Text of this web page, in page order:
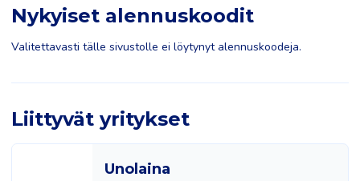
Nykyiset alennuskoodit
Valitettavasti tälle sivustolle ei löytynyt alennuskoodeja.
Liittyvät yritykset
Unolaina